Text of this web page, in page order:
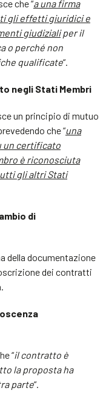
che “a una firma
gli effetti giuridici e
giudizialiper il
o perché non
qualificate“.
negli Stati Membri
un principio di mutuo
che “una
un certificato
è riconosciuta
gli altri Stati
di
della documentazione
dei contratti
“il contratto è
la proposta ha
parte“.